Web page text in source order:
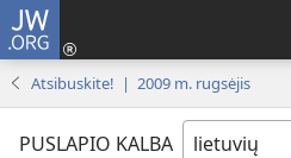
JW.ORG
Atsibuskite! | 2009 m. rugsėjis
PUSLAPIO KALBA